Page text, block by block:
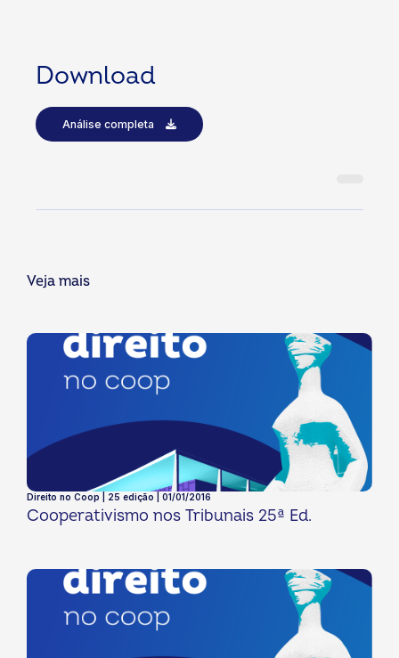
Download
Análise completa
Veja mais
Direito no Coop | 25 edição | 01/01/2016
Cooperativismo nos Tribunais 25ª Ed.